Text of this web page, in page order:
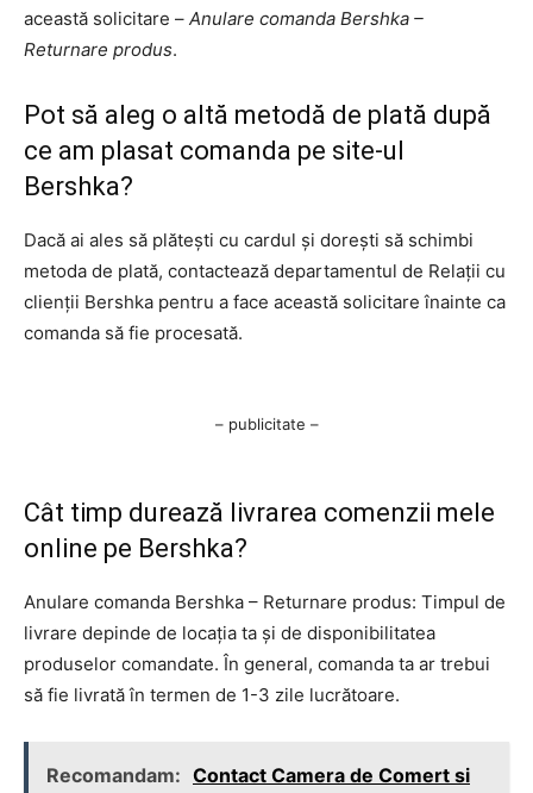
această solicitare – Anulare comanda Bershka –
Returnare produs.
Pot să aleg o altă metodă de plată după
ce am plasat comanda pe site-ul
Bershka?
Dacă ai ales să plătești cu cardul și dorești să schimbi
metoda de plată, contactează departamentul de Relații cu
clienții Bershka pentru a face această solicitare înainte ca
comanda să fie procesată.
– publicitate –
Cât timp durează livrarea comenzii mele
online pe Bershka?
Anulare comanda Bershka – Returnare produs: Timpul de
livrare depinde de locația ta și de disponibilitatea
produselor comandate. În general, comanda ta ar trebui
să fie livrată în termen de 1-3 zile lucrătoare.
Recomandam: Contact Camera de Comert si